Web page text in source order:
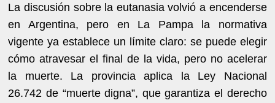
La discusión sobre la eutanasia volvió a encenderse
en Argentina, pero en La Pampa la normativa
vigente ya establece un límite claro: se puede elegir
cómo atravesar el final de la vida, pero no acelerar
la muerte. La provincia aplica la Ley Nacional
26.742 de “muerte digna”, que garantiza el derecho